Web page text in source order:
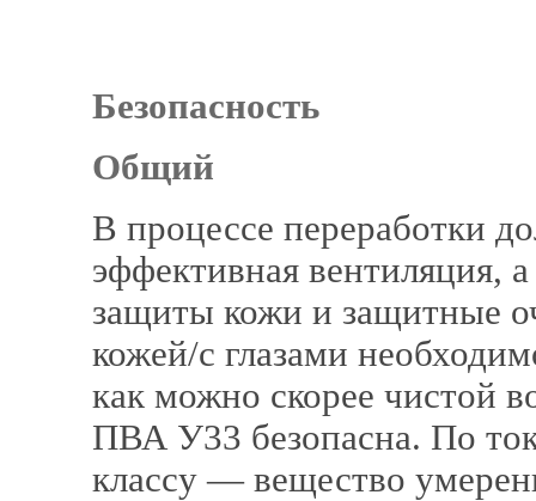
Безопасность
Общий
В процессе переработки
эффективная вентиляция,
защиты кожи и защитные
кожей/с глазами
как можно скорее чистой
ПВА У33 безопасна. По
классу — вещество